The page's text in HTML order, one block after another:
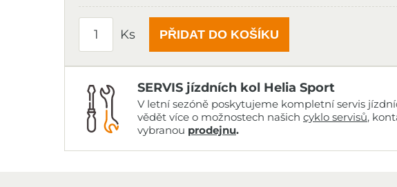
Ks PŘIDAT DO KOŠÍKU
SERVIS jízdních kol Helia Sport
V letní sezóně poskytujeme kompletní servis
vědět více o možnostech našich cyklo servisů,
vybranou prodejnu.